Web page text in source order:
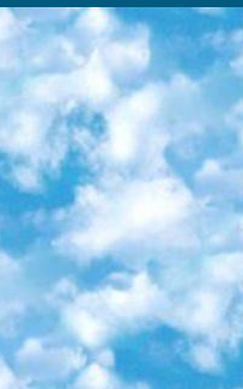
университета информационных технологий, механики и оптики (ИТМО). Ресурс предоставляет свободный доступ к курсам, разработанным в этом вузе. Каталог материалов разбит на четыре категории: «Оптические системы и технологии», «Приборостроение и робототехника», «Информационные технологии» и «Биотехнологии». Курсы состоят из видеолекций, интерактивных демонстраций и заданий. 5. «КиберЛенинка» Электронная научная библиотека открытого доступа. Каталог площадки регулярно обрастает текстами статей из различных научных изданий. Сгруппированные по журналам и рубрикам публикации можно читать онлайн или скачивать целиком в PDF-формате. Проект нацелен на популяризацию науки за счёт открытого доступа к качественной информации. 6. «ПостНаука» На этом ресурсе публикуют подборки видеолекций, составленные экспертами из разных отраслей и объединённые общими темами. Среди них, к примеру, есть серии «Биоинформатика и геномика», «Культура средневековой Скандинавии» и Cinema Studies о теории кино. Каждая подборка лекций — логически связанная история, рассказанная экспертом от первого лица. Кроме того, на сайте появляются научно-образовательные статьи и тесты на разные темы. 7. «Newочём» Команда проекта «Newочём» отбирает самые интересные тексты из англоязычных СМИ и переводит те из них, за которые голосуют участники сообщества «ВКонтакте». По большей части это научно-популярные статьи. Редакторы придумывают лишь заголовки, в остальном содержание переводов соответствует оригиналам. Полные тексты можно читать прямо в социальной сети. 8. InternetUrok Онлайн-база материалов по основным дисциплинам школьной программы. Информация на сайте структурирована по классам, предметам и темам (урокам). Каждый урок состоит из видеолекций и конспектов. Есть также интерактивные тренажёры и тесты для закрепления пройденного материала. Даже если вы давно окончили школу, возможность повторить программу старших классов всегда может пригодиться. 9. Edutainme Ещё один ресурс об образовании. В отличие от Newtonew, как мне кажется, Edutainme больше ориентируется на представителей индустрии: педагогов, предпринимателей, разработчиков образовательных проектов. Но и любой, кто просто стремится к саморазвитию, найдёт на сайте много полезного и интересного для себя. Например, информацию о новых курсах и образовательных сервисах. 10. Newtonew Онлайн-медиа об образовании и обучении в широком смысле. Авторы Newtonew пишут об инструментах, заведениях, тактиках и стратегиях, которые помогают учить других и получать новые знания самостоятельно. На этой площадке вы найдёте новости, обзоры, аналитические мат